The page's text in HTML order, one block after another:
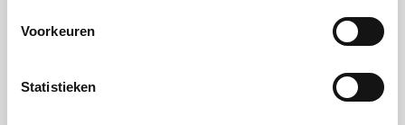
Voorkeuren
Statistieken
geavanceerd en voor altijd smaakvolle creaties.
Ontdek meer